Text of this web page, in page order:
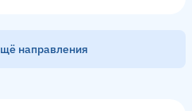
направления